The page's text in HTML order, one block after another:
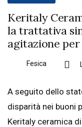
Keritaly
la trattativa
agitazione
Fesica
A seguito dello
disparità nei buoni
Keritaly ceramica